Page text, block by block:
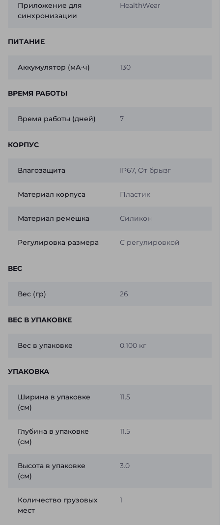
Приложение для
синхронизации
HealthWear
ПИТАНИЕ
Аккумулятор (мА·ч) 130
ВРЕМЯ РАБОТЫ
Время работы (дней) 7
КОРПУС
Влагозащита IP67, От брызг
Материал корпуса Пластик
Материал ремешка Силикон
Регулировка размера С регулировкой
ВЕС
Вес (гр) 26
ВЕС В УПАКОВКЕ
Вес в упаковке 0.100 кг
УПАКОВКА
Ширина в упаковке
(см)
11.5
Глубина в упаковке
(см)
11.5
Высота в упаковке
(см)
3.0
Количество грузовых
мест
1